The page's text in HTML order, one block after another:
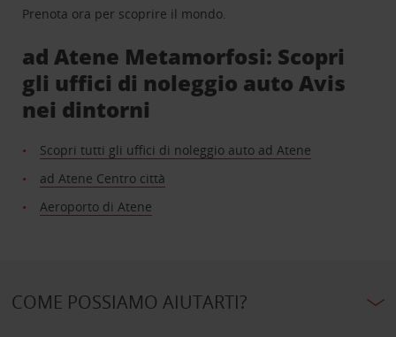
Prenota ora per scoprire il mondo.
ad Atene Metamorfosi: Scopri
gli uffici di noleggio auto Avis
nei dintorni
Scopri tutti gli uffici di noleggio auto ad Atene
ad Atene Centro città
Aeroporto di Atene
COME POSSIAMO AIUTARTI?